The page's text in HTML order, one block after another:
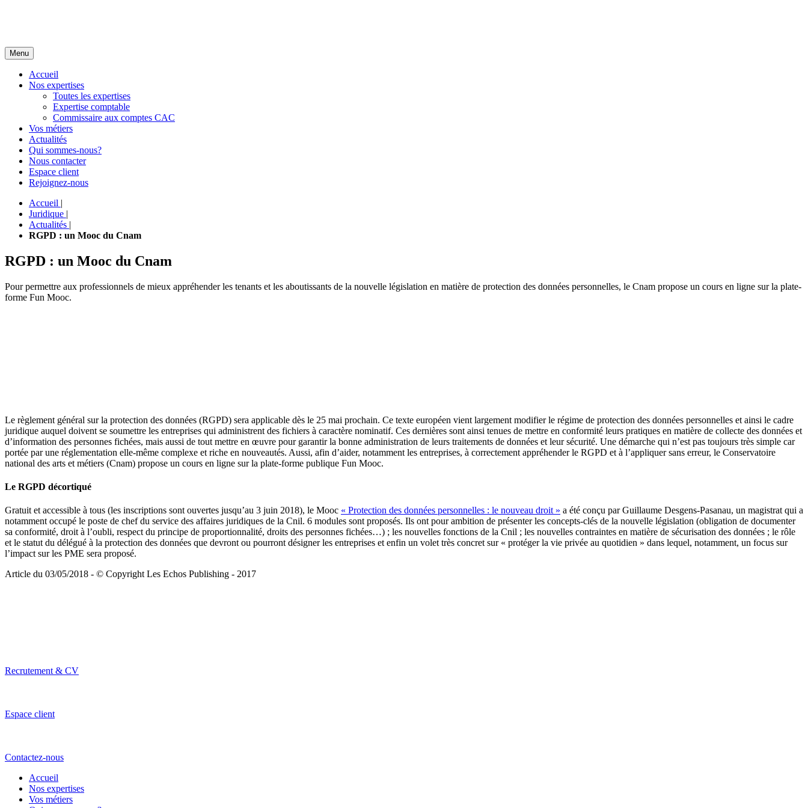
Menu
Accueil
Nos expertises
Toutes les expertises
Expertise comptable
Commissaire aux comptes CAC
Vos métiers
Actualités
Qui sommes-nous?
Nous contacter
Espace client
Rejoignez-nous
Accueil |
Juridique |
Actualités |
RGPD : un Mooc du Cnam
RGPD : un Mooc du Cnam
Pour permettre aux professionnels de mieux appréhender les tenants et les aboutissants de la nouvelle législation en matière de protection des données personnelles, le Cnam propose un cours en ligne sur la plate-
forme Fun Mooc.
Le règlement général sur la protection des données (RGPD) sera applicable dès le 25 mai prochain. Ce texte européen vient largement modifier le régime de protection des données personnelles et ainsi le cadre
juridique auquel doivent se soumettre les entreprises qui administrent des fichiers à caractère nominatif. Ces dernières sont ainsi tenues de mettre en conformité leurs pratiques en matière de collecte des données et
d’information des personnes fichées, mais aussi de tout mettre en œuvre pour garantir la bonne administration de leurs traitements de données et leur sécurité. Une démarche qui n’est pas toujours très simple car
portée par une réglementation elle-même complexe et riche en nouveautés. Aussi, afin d’aider, notamment les entreprises, à correctement appréhender le RGPD et à l’appliquer sans erreur, le Conservatoire
national des arts et métiers (Cnam) propose un cours en ligne sur la plate-forme publique Fun Mooc.
Le RGPD décortiqué
Gratuit et accessible à tous (les inscriptions sont ouvertes jusqu’au 3 juin 2018), le Mooc « Protection des données personnelles : le nouveau droit » a été conçu par Guillaume Desgens-Pasanau, un magistrat qui a
notamment occupé le poste de chef du service des affaires juridiques de la Cnil. 6 modules sont proposés. Ils ont pour ambition de présenter les concepts-clés de la nouvelle législation (obligation de documenter
sa conformité, droit à l’oubli, respect du principe de proportionnalité, droits des personnes fichées…) ; les nouvelles fonctions de la Cnil ; les nouvelles contraintes en matière de sécurisation des données ; le rôle
et le statut du délégué à la protection des données que devront ou pourront désigner les entreprises et enfin un volet très concret sur « protéger la vie privée au quotidien » dans lequel, notamment, un focus sur
l’impact sur les PME sera proposé.
Article du 03/05/2018 - © Copyright Les Echos Publishing - 2017
Recrutement & CV
Espace client
Contactez-nous
Accueil
Nos expertises
Vos métiers